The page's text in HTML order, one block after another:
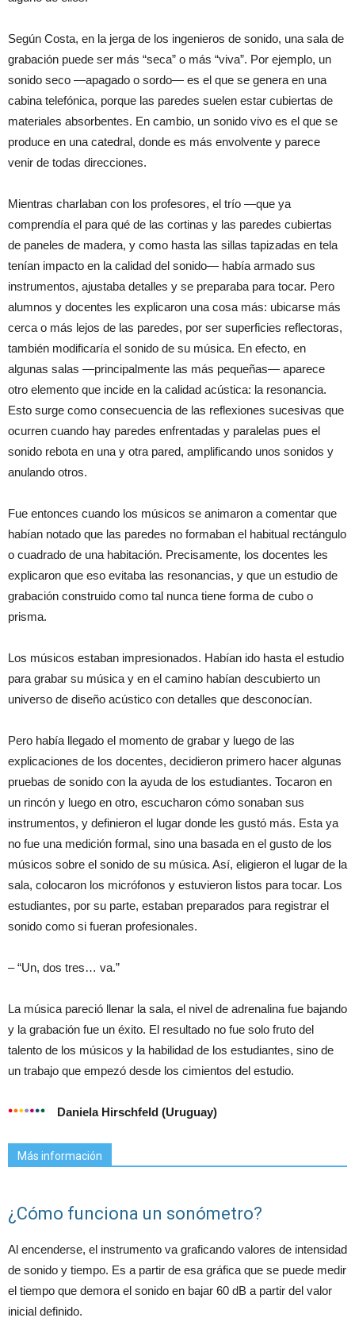
Según Costa, en la jerga de los ingenieros de sonido, una sala de
grabación puede ser más “seca” o más “viva”. Por ejemplo, un
sonido seco —apagado o sordo— es el que se genera en una
cabina telefónica, porque las paredes suelen estar cubiertas de
materiales absorbentes. En cambio, un sonido vivo es el que se
produce en una catedral, donde es más envolvente y parece
venir de todas direcciones.
Mientras charlaban con los profesores, el trío —que ya
comprendía el para qué de las cortinas y las paredes cubiertas
de paneles de madera, y como hasta las sillas tapizadas en tela
tenían impacto en la calidad del sonido— había armado sus
instrumentos, ajustaba detalles y se preparaba para tocar. Pero
alumnos y docentes les explicaron una cosa más: ubicarse más
cerca o más lejos de las paredes, por ser superficies reflectoras,
también modificaría el sonido de su música. En efecto, en
algunas salas —principalmente las más pequeñas— aparece
otro elemento que incide en la calidad acústica: la resonancia.
Esto surge como consecuencia de las reflexiones sucesivas que
ocurren cuando hay paredes enfrentadas y paralelas pues el
sonido rebota en una y otra pared, amplificando unos sonidos y
anulando otros.
Fue entonces cuando los músicos se animaron a comentar que
habían notado que las paredes no formaban el habitual rectángulo
o cuadrado de una habitación. Precisamente, los docentes les
explicaron que eso evitaba las resonancias, y que un estudio de
grabación construido como tal nunca tiene forma de cubo o
prisma.
Los músicos estaban impresionados. Habían ido hasta el estudio
para grabar su música y en el camino habían descubierto un
universo de diseño acústico con detalles que desconocían.
Pero había llegado el momento de grabar y luego de las
explicaciones de los docentes, decidieron primero hacer algunas
pruebas de sonido con la ayuda de los estudiantes. Tocaron en
un rincón y luego en otro, escucharon cómo sonaban sus
instrumentos, y definieron el lugar donde les gustó más. Esta ya
no fue una medición formal, sino una basada en el gusto de los
músicos sobre el sonido de su música. Así, eligieron el lugar de la
sala, colocaron los micrófonos y estuvieron listos para tocar. Los
estudiantes, por su parte, estaban preparados para registrar el
sonido como si fueran profesionales.
– “Un, dos tres… va.”
La música pareció llenar la sala, el nivel de adrenalina fue bajando
y la grabación fue un éxito. El resultado no fue solo fruto del
talento de los músicos y la habilidad de los estudiantes, sino de
un trabajo que empezó desde los cimientos del estudio.
Daniela Hirschfeld (Uruguay)
Más información
¿Cómo funciona un sonómetro?
Al encenderse, el instrumento va graficando valores de intensidad
de sonido y tiempo. Es a partir de esa gráfica que se puede medir
el tiempo que demora el sonido en bajar 60 dB a partir del valor
inicial definido.